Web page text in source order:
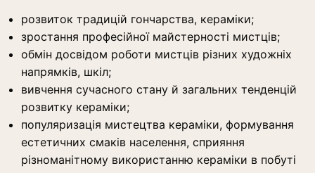
розвиток традицій гончарства, кераміки;
зростання професійної майстерності мистців;
обмін досвідом роботи мистців різних художніх
напрямків, шкіл;
вивчення сучасного стану й загальних тенденцій
розвитку кераміки;
популяризація мистецтва кераміки, формування
естетичних смаків населення, сприяння
різноманітному використанню кераміки в побуті